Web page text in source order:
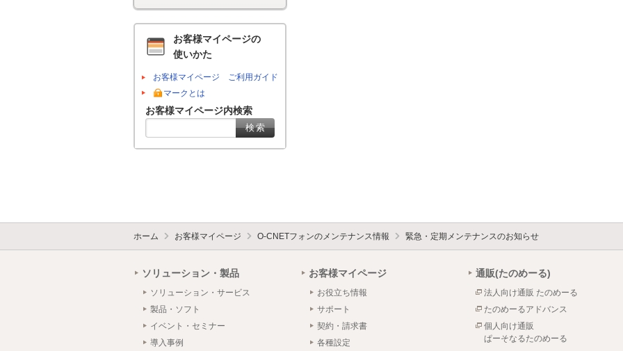
お客様マイページの
使いかた
お客様マイページ ご利用ガイド
マークとは
お客様マイページ内検索
ホーム お客様マイページ O-CNETフォンのメンテナンス情報 緊急・定期メンテナンスのお知らせ
ソリューション・製品
ソリューション・サービス
製品・ソフト
イベント・セミナー
導入事例
お客様マイページ
お役立ち情報
サポート
契約・請求書
各種設定
通販(たのめーる)
法人向け通販 たのめーる
たのめーるアドバンス
個人向け通販
ぱーそなるたのめーる